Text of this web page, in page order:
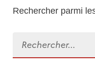
Rechercher parmi